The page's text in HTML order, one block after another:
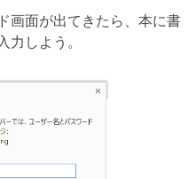
画面が出てきたら、本に書
力しよう。